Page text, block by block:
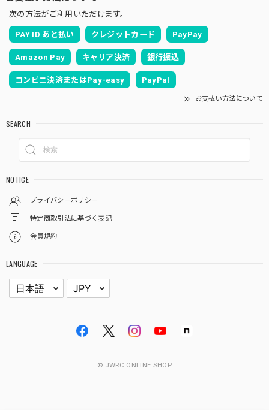
次の方法がご利用いただけます。
PAY ID あと払い クレジットカード PayPay
Amazon Pay キャリア決済 銀行振込
コンビニ決済またはPay-easy PayPal
お支払い方法について
SEARCH
NOTICE
プライバシーポリシー
特定商取引法に基づく表記
会員規約
LANGUAGE
© JWRC ONLINE SHOP